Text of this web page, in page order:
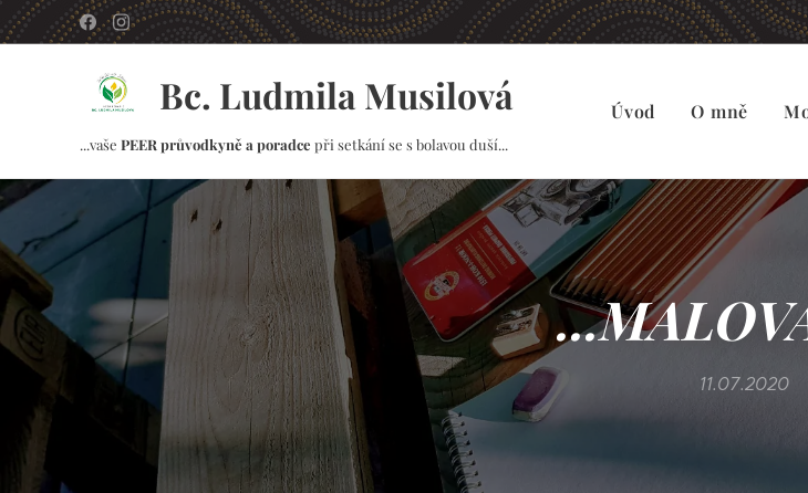
Bc. Ludmila Musilová
...vaše PEER průvodkyně a poradce při setkání se s bolavou duší...
Úvod O mně
11.07.2020